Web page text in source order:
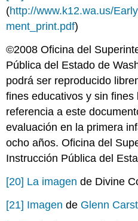
(http://www.k12.wa.us/
ment_print.pdf)
©2008 Oficina del
Pública del Estado de
podrá ser reproducido
fines educativos y sin
referencia a este
evaluación en la primera
ocho años. Oficina del
Instrucción Pública del
[20] La imagen de Divine
[21] Imagen de Glenn